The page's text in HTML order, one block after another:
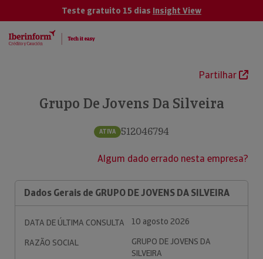
Teste gratuito 15 dias Insight View
Partilhar
Grupo De Jovens Da Silveira
ATIVA 512046794
Algum dado errado nesta empresa?
Dados Gerais de GRUPO DE JOVENS DA SILVEIRA
DATA DE ÚLTIMA CONSULTA
10 agosto 2026
RAZÃO SOCIAL
GRUPO DE JOVENS DA
SILVEIRA